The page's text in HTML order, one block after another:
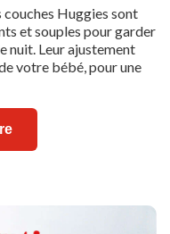
couches Huggies sont
et souples pour garder
nuit. Leur ajustement
votre bébé, pour une